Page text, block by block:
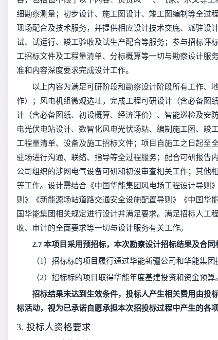
细勘察测量；初步设计、施工图设计、竣工图编制等全过
现场配合及技术服务，并提供相应设计技术交底、派驻设
试、试运行、竣工验收及试生产配合等服务；参与招标评
工招标文件及工程量清单、分标概算等一切与勘察设计服
准和内容深度要求完成设计工作。
以上内容为满足可研阶段和勘察设计阶段所有工作、
作）；风电机组微观选址，完成工程可研设计（含必备图
计（含必备图纸、初设概算、经济评价）、智能巡检及安
电光伏电站设计、数智化风电光伏场站、编制施工图、竣
工程量清单、设备及施工招标文件；项目自施工之日起至
驻场进行沟通、联络、指导等全过程服务；配合可研报告
公司组织的涉网电气设备可研和初设审查相关工作；其他
等工作。设计需结合《中国华能集团风电场工程设计导则
则》《新能源场站道路交通安全设施配置导则》《中国华
国华能集团相关规定进行设计并满足要求。满足招标人工
收、审计的全面要求等一切与设计服务有关工作。
2.7 本项目采用预招标，本次勘察设计招标结果及合
（1）招标标的项目履行通过华能新疆公司和华能集
（2）招标标的项目取得华能年度基建投资和资金预算
招标结果未达到生效条件，投标人产生相关费用由投
标活动，视为已承诺自愿承担本次招投标过程中产生的各
3. 投标人资格要求